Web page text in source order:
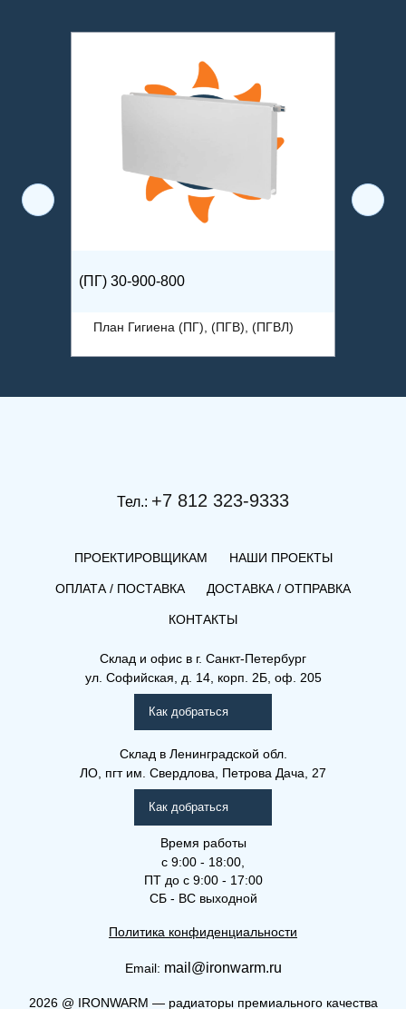
(ПГ) 30-900-800
План Гигиена (ПГ), (ПГВ), (ПГВЛ)
Тел.: +7 812 323-9333
ПРОЕКТИРОВЩИКАМ НАШИ ПРОЕКТЫ
ОПЛАТА / ПОСТАВКА ДОСТАВКА / ОТПРАВКА
КОНТАКТЫ
Склад и офис в г. Санкт-Петербург
ул. Софийская, д. 14, корп. 2Б, оф. 205
Как добраться
Склад в Ленинградской обл.
ЛО, пгт им. Свердлова, Петрова Дача, 27
Как добраться
Время работы
с 9:00 - 18:00,
ПТ до с 9:00 - 17:00
СБ - ВС выходной
Политика конфиденциальности
Email: mail@ironwarm.ru
2026@ IRONWARM — радиаторы премиального качества